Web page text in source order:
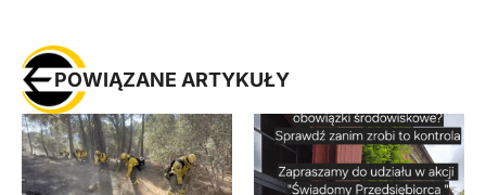
POWIĄZANE ARTYKUŁY